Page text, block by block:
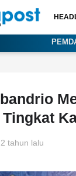
2 tahun lalu